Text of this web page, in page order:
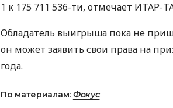
1 к 175 711 536-ти, отмечает ИТАР-
Обладатель выигрыша пока не
он может заявить свои права на
года.
По материалам: Фокус